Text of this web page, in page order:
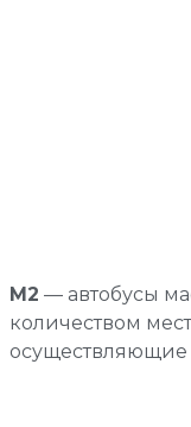
М2 — автобусы
количеством
осуществляющие